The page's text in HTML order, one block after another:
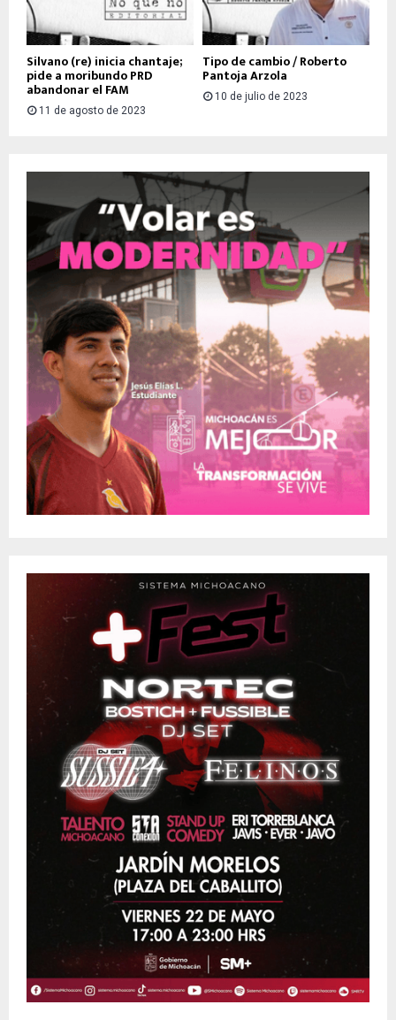
Silvano (re) inicia chantaje;
pide a moribundo PRD
abandonar el FAM
11 de agosto de 2023
Tipo de cambio / Roberto
Pantoja Arzola
10 de julio de 2023